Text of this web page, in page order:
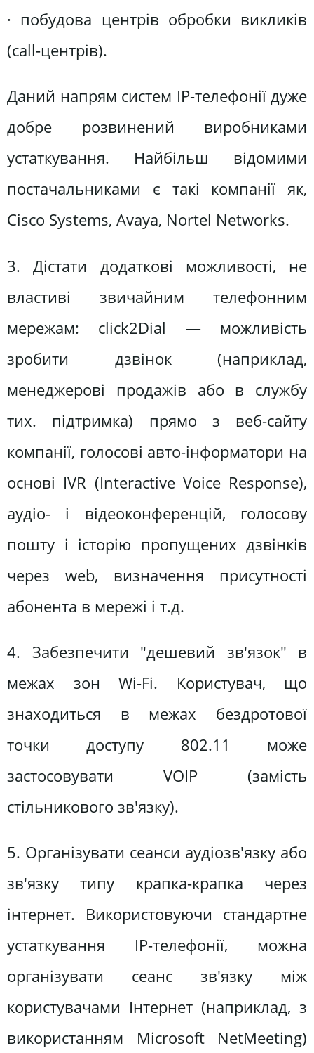
· побудова центрів обробки викликів
(call-центрів).
Даний напрям систем IP-телефонії дуже
добре розвинений виробниками
устаткування. Найбільш відомими
постачальниками є такі компанії як,
Cisco Systems, Avaya, Nortel Networks.
3. Дістати додаткові можливості, не
властиві звичайним телефонним
мережам: сlick2Dial — можливість
зробити дзвінок (наприклад,
менеджерові продажів або в службу
тих. підтримка) прямо з веб-сайту
компанії, голосові авто-інформатори на
основі IVR (Interactive Voice Response),
аудіо- і відеоконференцій, голосову
пошту і історію пропущених дзвінків
через web, визначення присутності
абонента в мережі і т.д.
4. Забезпечити "дешевий зв'язок" в
межах зон Wi-Fi. Користувач, що
знаходиться в межах бездротової
точки доступу 802.11 може
застосовувати VOIP (замість
стільникового зв'язку).
5. Організувати сеанси аудіозв'язку або
зв'язку типу крапка-крапка через
інтернет. Використовуючи стандартне
устаткування IP-телефонії, можна
організувати сеанс зв'язку між
користувачами Інтернет (наприклад, з
використанням Microsoft NetMeeting)